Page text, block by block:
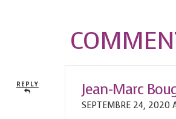
REPLY Jean-Marc
SEPTEMBRE 24, 2020